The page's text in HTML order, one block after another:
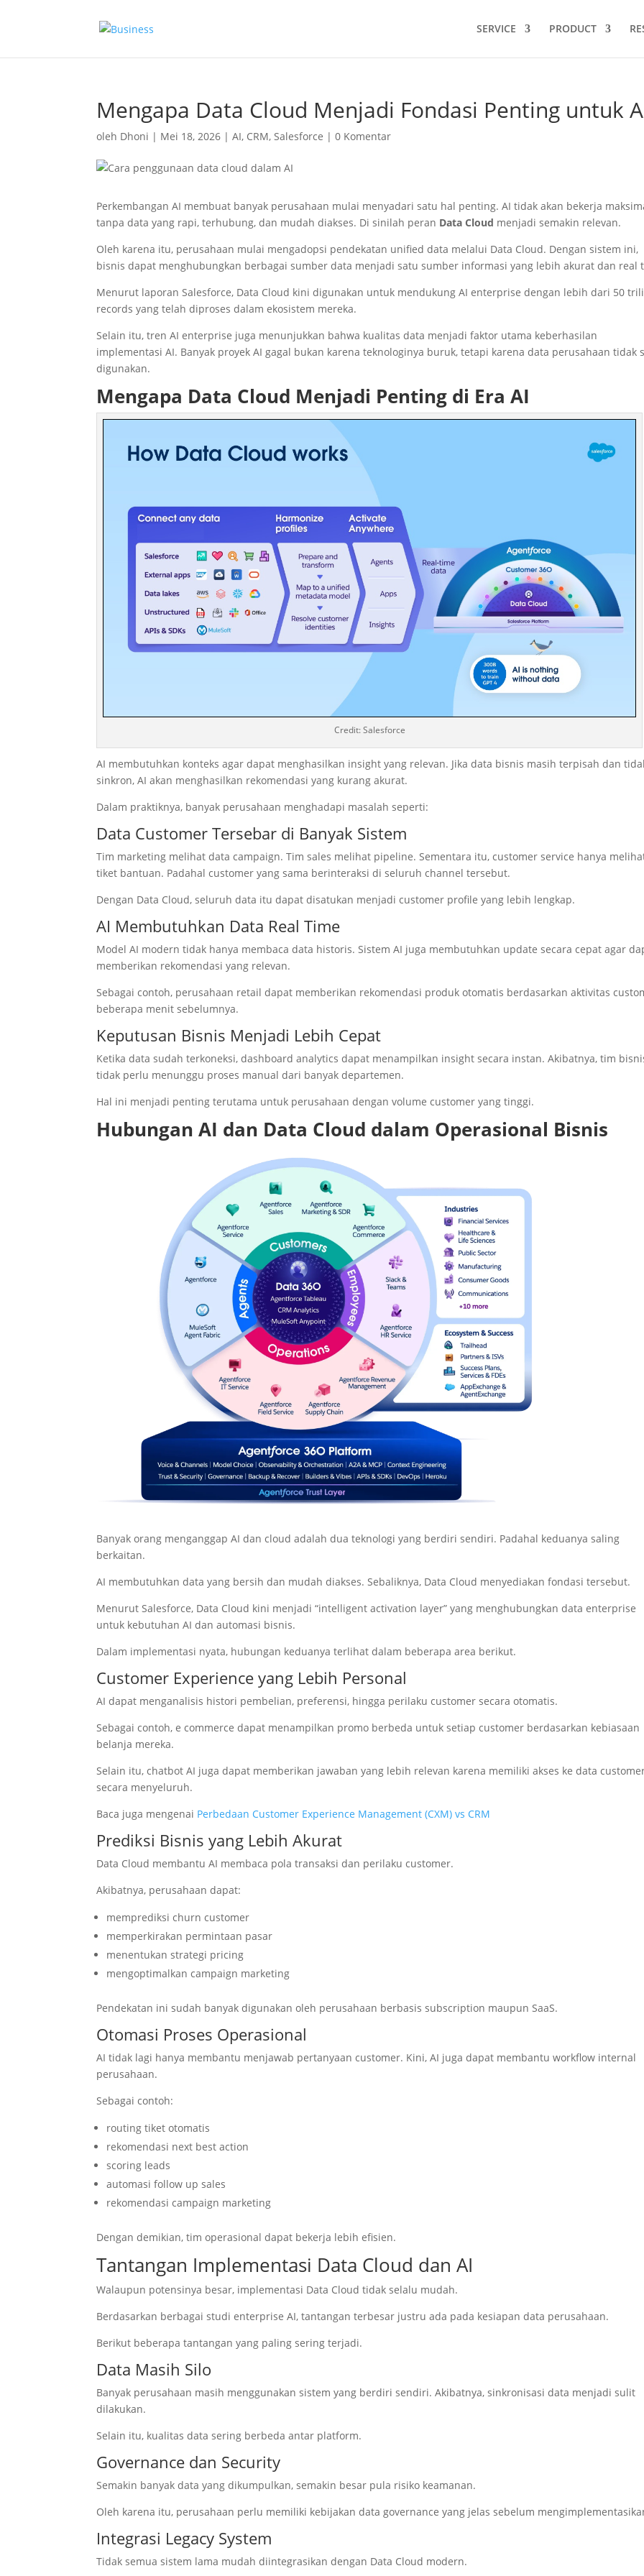
SERVICE PRODUCT
Mengapa Data Cloud Menjadi Fondasi Penting untuk
oleh Dhoni | Mei 18, 2026 |AI, CRM,Salesforce |0 Komentar
Perkembangan AI membuat banyak perusahaan mulai menyadari satu hal penting. AI tidak akan bekerja
tanpa data yang rapi, terhubung, dan mudah diakses. Di sinilah peran Data Cloud menjadi semakin relevan.
Oleh karena itu, perusahaan mulai mengadopsi pendekatan unified data melalui Data Cloud. Dengan sistem ini,
bisnis dapat menghubungkan berbagai sumber data menjadi satu sumber informasi yang lebih akurat dan real
Menurut laporan Salesforce, Data Cloud kini digunakan untuk mendukung AI enterprise dengan lebih dari 50
records yang telah diproses dalam ekosistem mereka.
Selain itu, tren AI enterprise juga menunjukkan bahwa kualitas data menjadi faktor utama keberhasilan
implementasi AI. Banyak proyek AI gagal bukan karena teknologinya buruk, tetapi karena data perusahaan tidak
digunakan.
Mengapa Data Cloud Menjadi Penting di Era AI
Credit: Salesforce
AI membutuhkan konteks agar dapat menghasilkan insight yang relevan. Jika data bisnis masih terpisah dan
sinkron, AI akan menghasilkan rekomendasi yang kurang akurat.
Dalam praktiknya, banyak perusahaan menghadapi masalah seperti:
Data Customer Tersebar di Banyak Sistem
Tim marketing melihat data campaign. Tim sales melihat pipeline. Sementara itu, customer service hanya
tiket bantuan. Padahal customer yang sama berinteraksi di seluruh channel tersebut.
Dengan Data Cloud, seluruh data itu dapat disatukan menjadi customer profile yang lebih lengkap.
AI Membutuhkan Data Real Time
Model AI modern tidak hanya membaca data historis. Sistem AI juga membutuhkan update secara cepat agar
memberikan rekomendasi yang relevan.
Sebagai contoh, perusahaan retail dapat memberikan rekomendasi produk otomatis berdasarkan aktivitas
beberapa menit sebelumnya.
Keputusan Bisnis Menjadi Lebih Cepat
Ketika data sudah terkoneksi, dashboard analytics dapat menampilkan insight secara instan. Akibatnya, tim
tidak perlu menunggu proses manual dari banyak departemen.
Hal ini menjadi penting terutama untuk perusahaan dengan volume customer yang tinggi.
Hubungan AI dan Data Cloud dalam Operasional Bisnis
Banyak orang menganggap AI dan cloud adalah dua teknologi yang berdiri sendiri. Padahal keduanya saling
berkaitan.
AI membutuhkan data yang bersih dan mudah diakses. Sebaliknya, Data Cloud menyediakan fondasi tersebut.
Menurut Salesforce, Data Cloud kini menjadi “intelligent activation layer” yang menghubungkan data enterprise
untuk kebutuhan AI dan automasi bisnis.
Dalam implementasi nyata, hubungan keduanya terlihat dalam beberapa area berikut.
Customer Experience yang Lebih Personal
AI dapat menganalisis histori pembelian, preferensi, hingga perilaku customer secara otomatis.
Sebagai contoh, e commerce dapat menampilkan promo berbeda untuk setiap customer berdasarkan kebiasaan
belanja mereka.
Selain itu, chatbot AI juga dapat memberikan jawaban yang lebih relevan karena memiliki akses ke data
secara menyeluruh.
Baca juga mengenai Perbedaan Customer Experience Management (CXM) vs CRM
Prediksi Bisnis yang Lebih Akurat
Data Cloud membantu AI membaca pola transaksi dan perilaku customer.
Akibatnya, perusahaan dapat:
memprediksi churn customer
memperkirakan permintaan pasar
menentukan strategi pricing
mengoptimalkan campaign marketing
Pendekatan ini sudah banyak digunakan oleh perusahaan berbasis subscription maupun SaaS.
Otomasi Proses Operasional
AI tidak lagi hanya membantu menjawab pertanyaan customer. Kini, AI juga dapat membantu workflow internal
perusahaan.
Sebagai contoh:
routing tiket otomatis
rekomendasi next best action
scoring leads
automasi follow up sales
rekomendasi campaign marketing
Dengan demikian, tim operasional dapat bekerja lebih efisien.
Tantangan Implementasi Data Cloud dan AI
Walaupun potensinya besar, implementasi Data Cloud tidak selalu mudah.
Berdasarkan berbagai studi enterprise AI, tantangan terbesar justru ada pada kesiapan data perusahaan.
Berikut beberapa tantangan yang paling sering terjadi.
Data Masih Silo
Banyak perusahaan masih menggunakan sistem yang berdiri sendiri. Akibatnya, sinkronisasi data menjadi sulit
dilakukan.
Selain itu, kualitas data sering berbeda antar platform.
Governance dan Security
Semakin banyak data yang dikumpulkan, semakin besar pula risiko keamanan.
Oleh karena itu, perusahaan perlu memiliki kebijakan data governance yang jelas sebelum
Integrasi Legacy System
Tidak semua sistem lama mudah diintegrasikan dengan Data Cloud modern.